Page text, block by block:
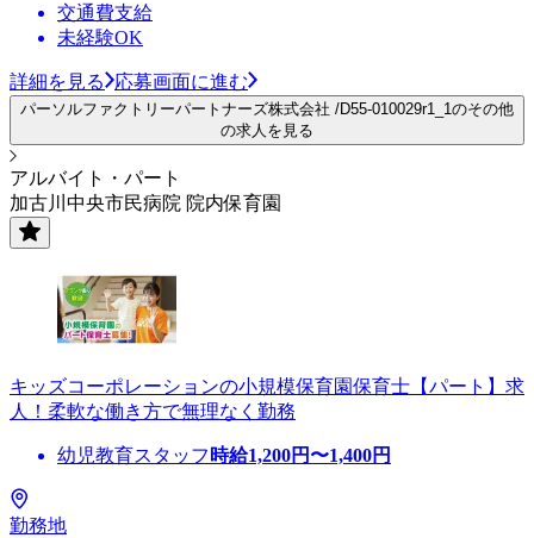
交通費支給
未経験OK
詳細を見る 応募画面に進む
パーソルファクトリーパートナーズ株式会社 /D55-010029r1_1のその他
の求人を見る
アルバイト・パート
加古川中央市民病院 院内保育園
キッズコーポレーションの小規模保育園保育士【パート】求
人！柔軟な働き方で無理なく勤務
幼児教育スタッフ 時給1,200円〜1,400円
勤務地